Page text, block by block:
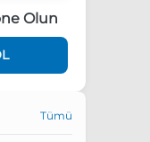
Olun
Tümü